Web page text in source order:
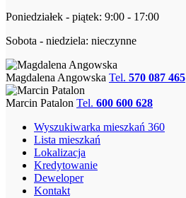
Poniedziałek - piątek: 9:00 - 17:00
Sobota - niedziela: nieczynne
Magdalena Angowska Tel. 570 087 465
Marcin Patalon Tel. 600 600 628
Wyszukiwarka mieszkań 360
Lista mieszkań
Lokalizacja
Kredytowanie
Deweloper
Kontakt